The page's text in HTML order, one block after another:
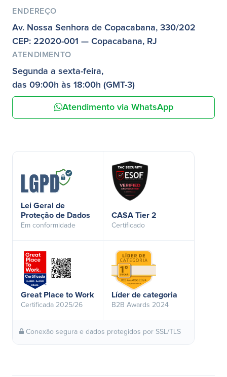
ENDEREÇO
Av. Nossa Senhora de Copacabana, 330/202
CEP: 22020-001 — Copacabana, RJ
ATENDIMENTO
Segunda a sexta-feira,
das 09:00h às 18:00h (GMT-3)
Atendimento via WhatsApp
Lei Geral de
Proteção de Dados
Em conformidade
CASA Tier 2
Certificado
Great Place to Work
Certificada 2025/26
Líder de categoria
B2B Awards 2024
Conexão segura e dados protegidos por SSL/TLS